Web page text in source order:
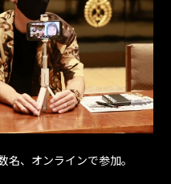
、オンラインで参加。